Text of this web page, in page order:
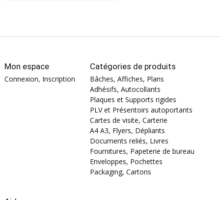
Mon espace
Connexion, Inscription
Catégories de produits
Bâches, Affiches, Plans
Adhésifs, Autocollants
Plaques et Supports rigides
PLV et Présentoirs autoportants
Cartes de visite, Carterie
A4 A3, Flyers, Dépliants
Documents reliés, Livres
Fournitures, Papeterie de bureau
Enveloppes, Pochettes
Packaging, Cartons